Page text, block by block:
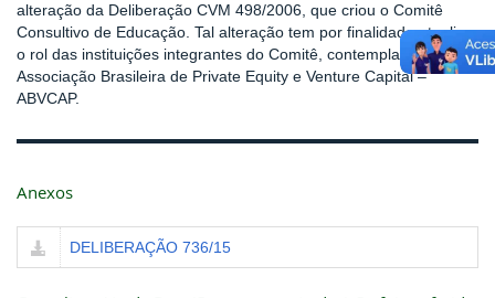
alteração da Deliberação CVM 498/2006, que criou o Comitê
Consultivo de Educação. Tal alteração tem por finalidade atualizar
o rol das instituições integrantes do Comitê, contemplando a
Associação Brasileira de Private Equity e Venture Capital –
ABVCAP.
Anexos
DELIBERAÇÃO 736/15